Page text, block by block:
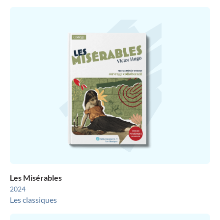
Les Misérables
2024
Les classiques